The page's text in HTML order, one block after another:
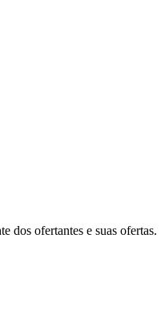
dos ofertantes e suas ofertas.